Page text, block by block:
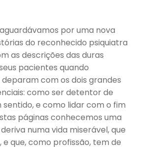
por uma nova
do reconhecido psiquiatra
as descrições das duras
pacientes quando
com os dois grandes
como ser detentor de
sentido, e como lidar com o fim
páginas conhecemos uma
numa vida miserável, que
e que, como profissão, tem de